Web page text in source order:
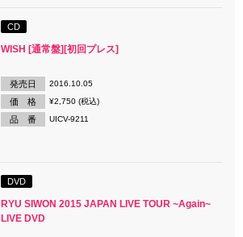
CD
WISH [通常盤][初回プレス]
発売日 2016.10.05
価 格 ¥2,750 (税込)
品 番 UICV-9211
DVD
RYU SIWON 2015 JAPAN LIVE TOUR ~Again~
LIVE DVD